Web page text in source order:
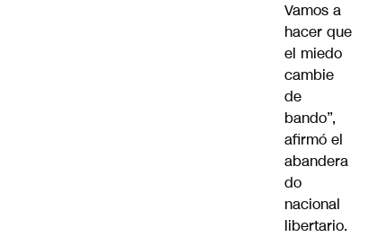
Vamos a
hacer que
el miedo
cambie
de
bando”,
afirmó el
abandera
do
nacional
libertario.